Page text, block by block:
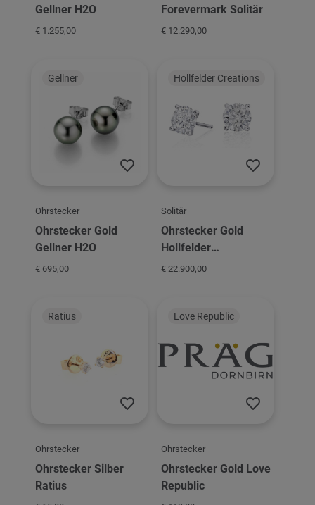
Gellner H2O
€ 1.255,00
Forevermark Solitär
€ 12.290,00
Gellner
Ohrstecker
Ohrstecker Gold
Gellner H2O
€ 695,00
Hollfelder Creations
Solitär
Ohrstecker Gold
Hollfelder
Schmuckmanufaktur
€ 22.900,00
Ratius
Ohrstecker
Ohrstecker Silber
Ratius
Love Republic
Ohrstecker
Ohrstecker Gold Love
Republic